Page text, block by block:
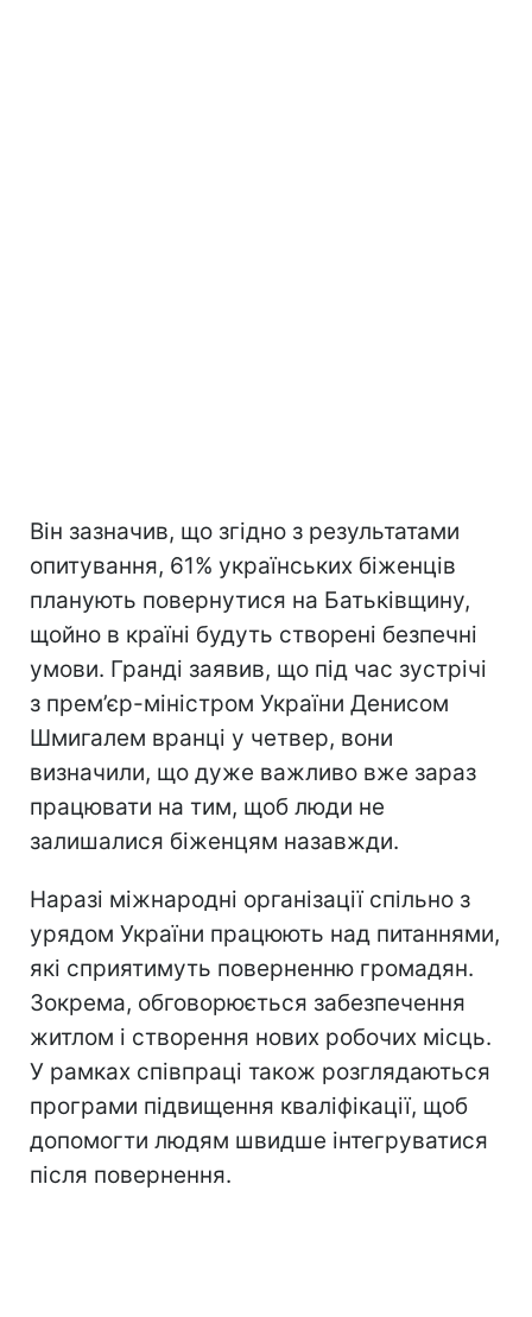
Він зазначив, що згідно з результатами
опитування, 61% українських біженців
планують повернутися на Батьківщину,
щойно в країні будуть створені безпечні
умови. Гранді заявив, що під час зустрічі
з прем’єр-міністром України Денисом
Шмигалем вранці у четвер, вони
визначили, що дуже важливо вже зараз
працювати на тим, щоб люди не
залишалися біженцям назавжди.
Наразі міжнародні організації спільно з
урядом України працюють над питаннями,
які сприятимуть поверненню громадян.
Зокрема, обговорюється забезпечення
житлом і створення нових робочих місць.
У рамках співпраці також розглядаються
програми підвищення кваліфікації, щоб
допомогти людям швидше інтегруватися
після повернення.